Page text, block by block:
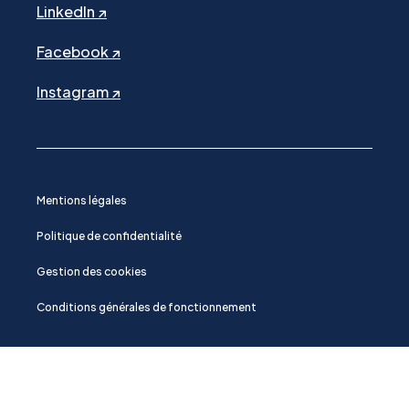
LinkedIn ↗
Facebook ↗
Instagram ↗
Mentions légales
Politique de confidentialité
Gestion des cookies
Conditions générales de fonctionnement